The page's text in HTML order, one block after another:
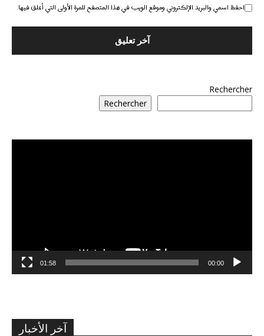
احفظ اسمي والبريد الإلكتروني وموقع الويب في هذا المتصفح للمرة الأولى التي أعلق فيها.
Rechercher
Rechercher
00:00
01:58
آخر الأخبار